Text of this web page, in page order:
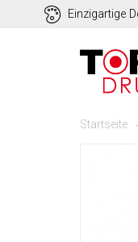
Einzigartige
Startseite